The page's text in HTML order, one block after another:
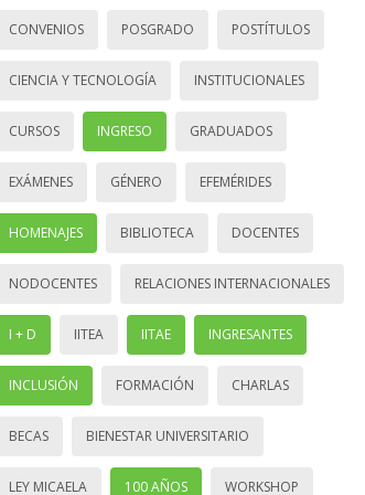
CONVENIOS POSGRADO POSTÍTULOS
CIENCIA Y TECNOLOGÍA INSTITUCIONALES
CURSOS INGRESO GRADUADOS
EXÁMENES GÉNERO EFEMÉRIDES
HOMENAJES BIBLIOTECA DOCENTES
NODOCENTES RELACIONES INTERNACIONALES
I + D IITEA IITAE INGRESANTES
INCLUSIÓN FORMACIÓN CHARLAS
BECAS BIENESTAR UNIVERSITARIO
LEY MICAELA 100 AÑOS WORKSHOP